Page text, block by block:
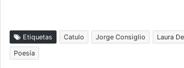
Etiquetas Catulo Jorge Consiglio Laura
Poesía